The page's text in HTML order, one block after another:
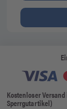
Kostenloser
Sperrgutartikel)